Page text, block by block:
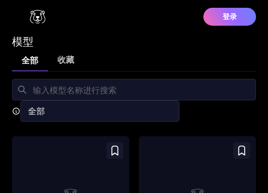
登录
模型
全部 收藏